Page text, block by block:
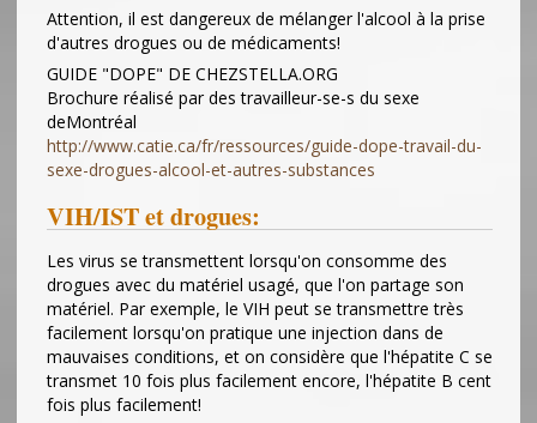
Attention, il est dangereux de mélanger l'alcool à la prise
d'autres drogues ou de médicaments!
GUIDE "DOPE" DE CHEZSTELLA.ORG
Brochure réalisé par des travailleur-se-s du sexe
deMontréal
http://www.catie.ca/fr/ressources/guide-dope-travail-du-
sexe-drogues-alcool-et-autres-substances
VIH/IST et drogues:
Les virus se transmettent lorsqu'on consomme des
drogues avec du matériel usagé, que l'on partage son
matériel. Par exemple, le VIH peut se transmettre très
facilement lorsqu'on pratique une injection dans de
mauvaises conditions, et on considère que l'hépatite C se
transmet 10 fois plus facilement encore, l'hépatite B cent
fois plus facilement!